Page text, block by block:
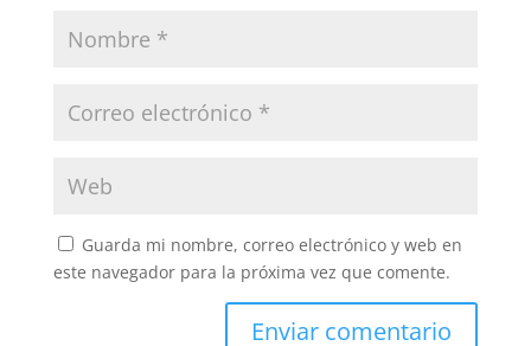
Guarda mi nombre, correo electrónico y web en
este navegador para la próxima vez que comente.